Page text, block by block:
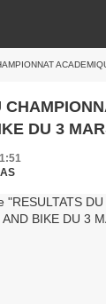
DU 3